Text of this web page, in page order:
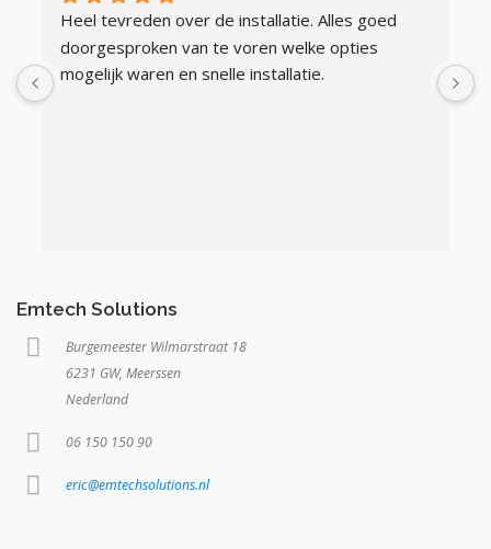
Heel tevreden over de installatie. Alles goed
doorgesproken van te voren welke opties
mogelijk waren en snelle installatie.
Emtech Solutions
Burgemeester Wilmarstraat 18
6231 GW, Meerssen
Nederland
06 150 150 90
eric@emtechsolutions.nl